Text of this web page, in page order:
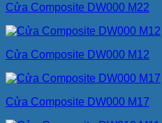
Cửa Composite DW000 M22
Cửa Composite DW000 M12
Cửa Composite DW000 M17